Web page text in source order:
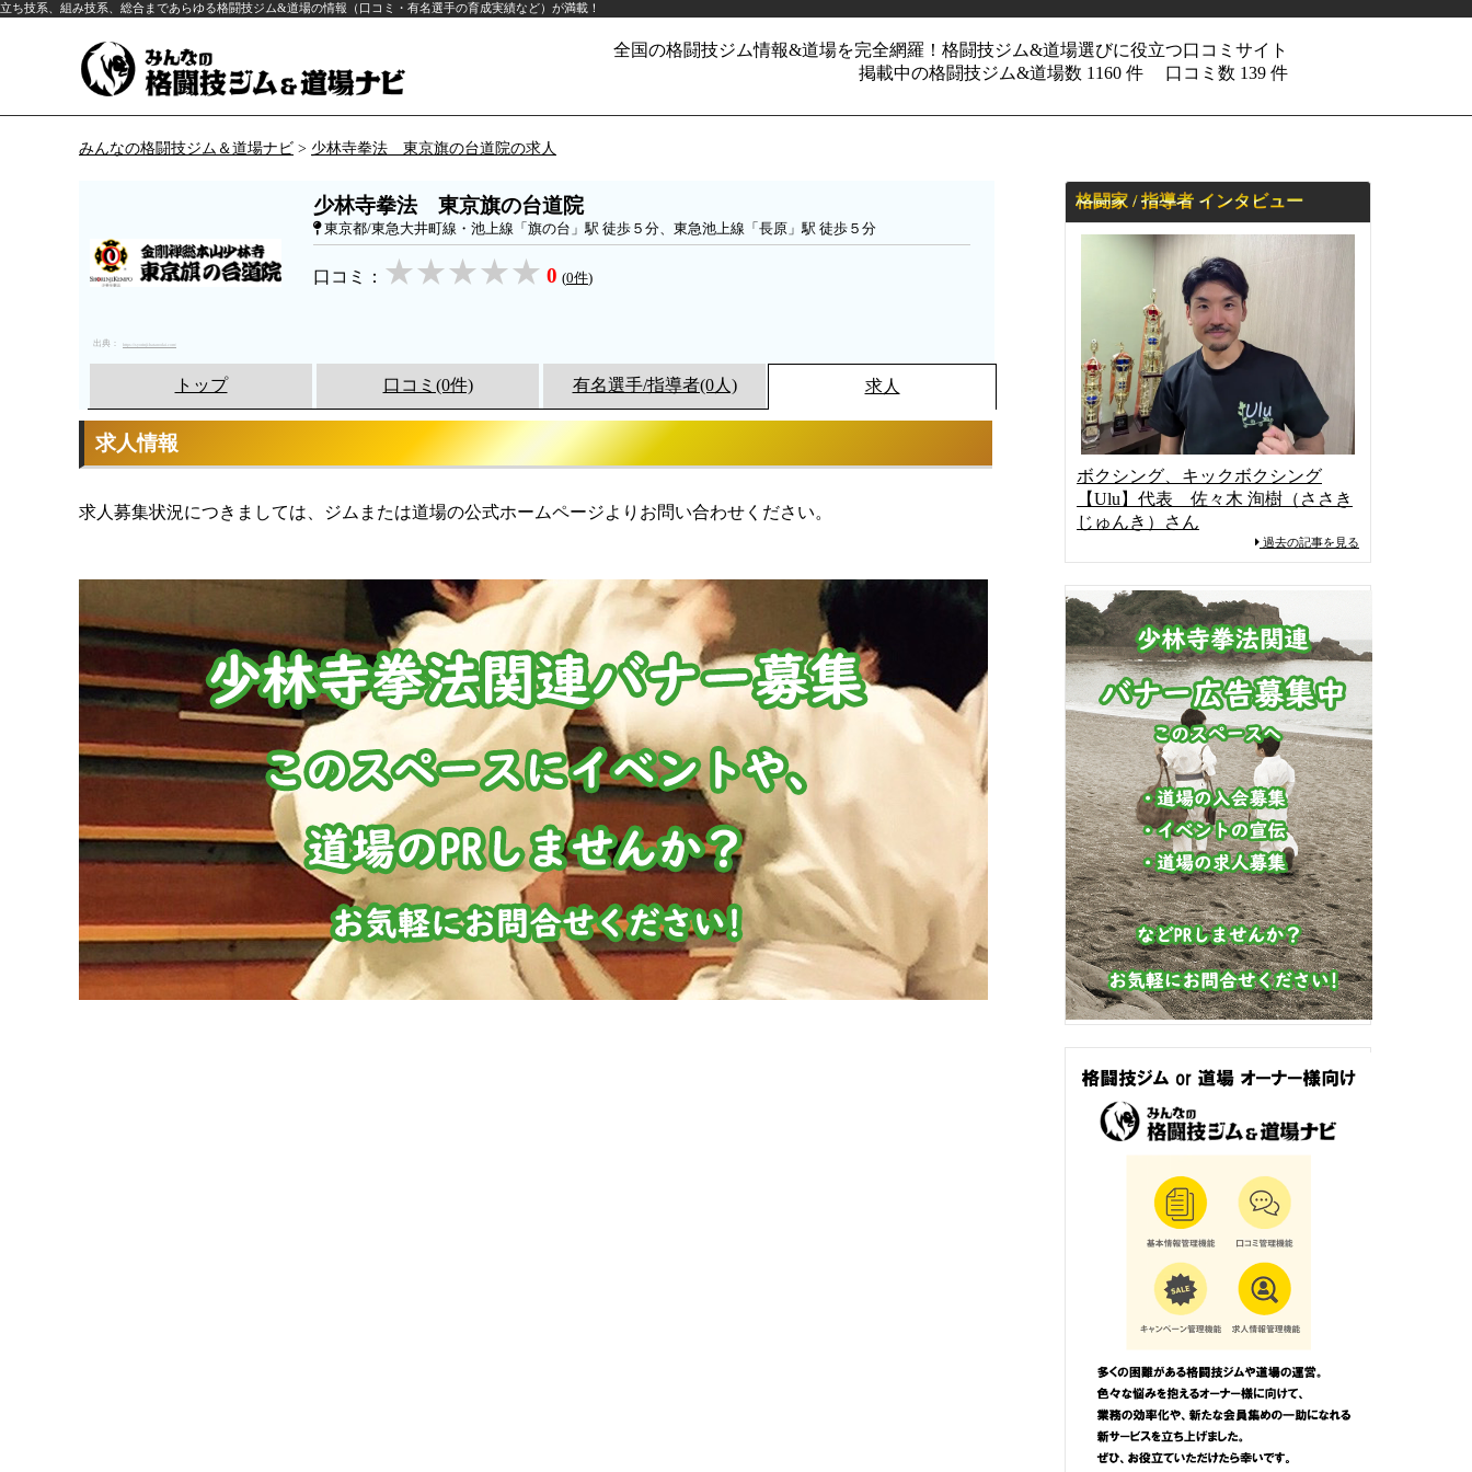
立ち技系、組み技系、総合まであらゆる格闘技ジム&道場の情報（口コミ・有名選手の育成実績など）が満載！
全国の格闘技ジム情報&道場を完全網羅！格闘技ジム&道場選びに役立つ口コミサイト
掲載中の格闘技ジム&道場数 1160 件
口コミ数 139 件
みんなの格闘技ジム＆道場ナビ > 少林寺拳法 東京旗の台道院の求人
出典： https://syorinji-hatanodai.com/
少林寺拳法 東京旗の台道院
東京都/東急大井町線・池上線「旗の台」駅 徒歩５分、東急池上線「長原」駅 徒歩５分
口コミ： 0 (0件)
トップ 口コミ(0件) 有名選手/指導者(0人) 求人
求人情報
求人募集状況につきましては、ジムまたは道場の公式ホームページよりお問い合わせください。
格闘家 / 指導者 インタビュー
ボクシング、キックボクシング
【Ulu】代表 佐々木 洵樹（ささき
じゅんき）さん
過去の記事を見る